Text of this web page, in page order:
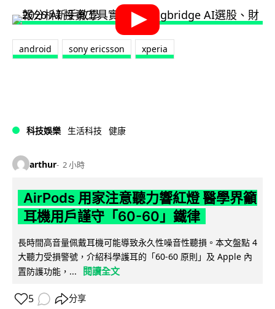
android sony ericsson xperia
科技娛樂 生活科技 健康
arthur 2 小時
AirPods 用家注意聽力響紅燈 醫學界籲
耳機用戶謹守「60-60」鐵律
長時間高音量佩戴耳機可能導致永久性噪音性聽損。本文盤點 4
大聽力受損警號，介紹科學護耳的「60-60 原則」及 Apple 內
置防護功能，...
閱讀全文
5 分享